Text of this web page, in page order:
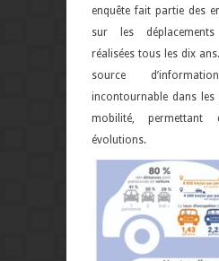
enquête fait partie des
sur les
réalisées tous les dix
source
incontournable dans
mobilité, permettant
évolutions.